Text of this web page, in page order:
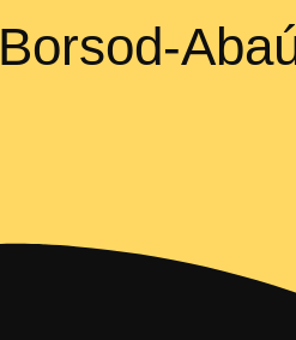
Borsod-